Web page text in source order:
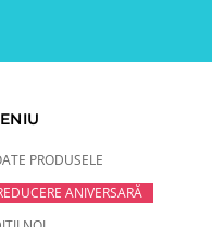
PRODUSELE
ANIVERSARĂ